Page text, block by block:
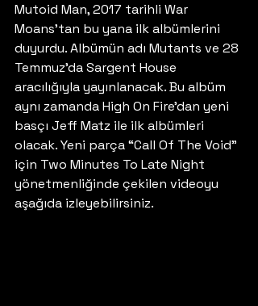
Mutoid Man, 2017 tarihli War
Moans’tan bu yana ilk albümlerini
duyurdu. Albümün adı Mutants ve 28
Temmuz’da Sargent House
aracılığıyla yayınlanacak. Bu albüm
aynı zamanda High On Fire’dan yeni
basçı Jeff Matz ile ilk albümleri
olacak. Yeni parça “Call Of The Void”
için Two Minutes To Late Night
yönetmenliğinde çekilen videoyu
aşağıda izleyebilirsiniz.